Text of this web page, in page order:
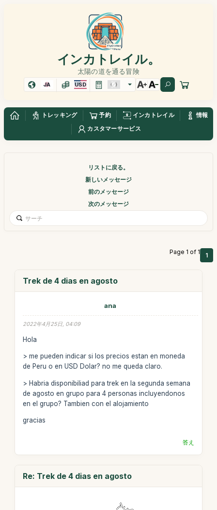
インカトレイル。
太陽の道を通る冒険
JA USD
トレッキング 予約 インカトレイル
情報
カスタマーサービス
リストに戻る。
新しいメッセージ
前のメッセージ
次のメッセージ
Page 1 of 1 1
Trek de 4 dias en agosto
ana
2022年4月25日, 04:09
Hola
> me pueden indicar si los precios estan en moneda
de Peru o en USD Dolar? no me queda claro.
> Habria disponibiliad para trek en la segunda semana
de agosto en grupo para 4 personas incluyendonos
en el grupo? Tambien con el alojamiento
gracias
答え
Re: Trek de 4 dias en agosto